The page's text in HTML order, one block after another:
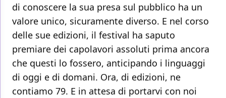
di conoscere la sua presa sul pubblico ha un
valore unico, sicuramente diverso. E nel corso
delle sue edizioni, il festival ha saputo
premiare dei capolavori assoluti prima ancora
che questi lo fossero, anticipando i linguaggi
di oggi e di domani. Ora, di edizioni, ne
contiamo 79. E in attesa di portarvi con noi